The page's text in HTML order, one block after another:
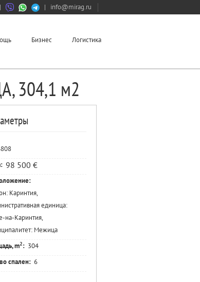
| info@mirag.ru
Бизнес Логистика
304,1 м2
98 500 €
Каринтия,
единица:
на-Каринтия,
Межица
m2: 304
спален: 6